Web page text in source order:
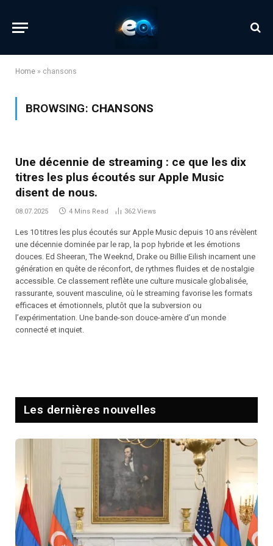
Home » chansons
BROWSING: CHANSONS
Une décennie de streaming : ce que les dix
titres les plus écoutés sur Apple Music
disent de nous.
08.07.2025 4 Mins Read 362Views
Les 10 titres les plus écoutés sur Apple Music depuis 10 ans révèlent
une décennie dominée par le rap, la pop hybride et les émotions
douces. Ed Sheeran, The Weeknd, Drake ou Billie Eilish incarnent une
génération en quête de réconfort, de rythmes fluides et de nostalgie
accessible. Ce classement reflète une culture musicale globalisée,
rassurante, souvent masculine, où le streaming favorise les formats
efficaces et émotionnels, plutôt que la subversion ou
l’expérimentation. Une bande-son douce-amère d’un monde
connecté et inquiet.
Les dernières nouvelles